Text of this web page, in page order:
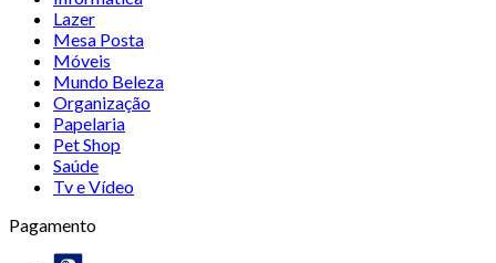
Lazer
Mesa Posta
Móveis
Mundo Beleza
Organização
Papelaria
Pet Shop
Saúde
Tv e Vídeo
Pagamento